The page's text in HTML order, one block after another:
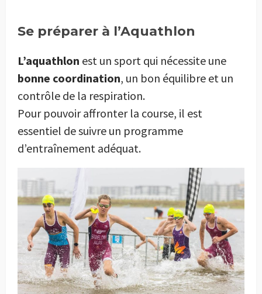
Se préparer à l’Aquathlon
L’aquathlon est un sport qui nécessite une
bonne coordination, un bon équilibre et un
contrôle de la respiration.
Pour pouvoir affronter la course, il est
essentiel de suivre un programme
d’entraînement adéquat.